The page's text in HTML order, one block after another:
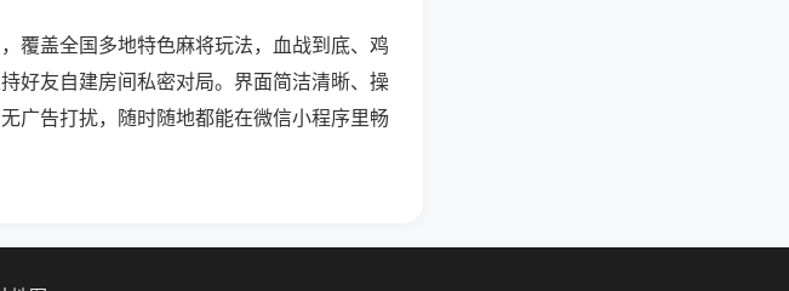
覆盖全国多地特色麻将玩法，血战到底、鸡
好友自建房间私密对局。界面简洁清晰、操
广告打扰，随时随地都能在微信小程序里畅